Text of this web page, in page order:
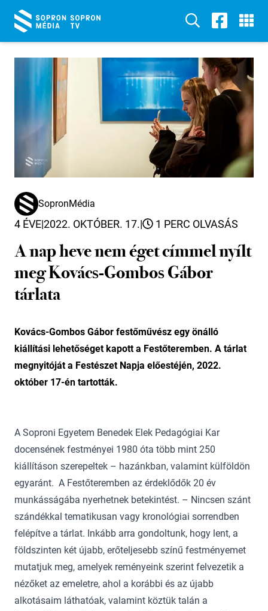
SopronMédia
4 ÉVE|2022. OKTÓBER. 17.| 1 PERC OLVASÁS
A nap heve nem éget címmel nyílt
meg Kovács-Gombos Gábor
tárlata
Kovács-Gombos Gábor festőművész egy önálló
kiállítási lehetőséget kapott a Festőteremben. A tárlat
megnyitóját a Festészet Napja előestéjén, 2022.
október 17-én tartották.
A Soproni Egyetem Benedek Elek Pedagógiai Kar
docensének festményei 1980 óta több mint 250
kiállításon szerepeltek – hazánkban, valamint külföldön
egyaránt. A Festőteremben az érdeklődők 20 év
munkásságába nyerhetnek betekintést. – Nincsen szánt
szándékkal tematikusan vagy kronológiai sorrendben
felépítve a tárlat. Inkább arra gondoltunk, hogy lent, a
földszinten két újabb, erőteljesebb színű festményemet
mutatjuk meg, amelyek reményeink szerint felvezetik a
nézőket az emeletre, ahol a korábbi és az újabb
alkotásaim láthatóak, valamint köztük talán a